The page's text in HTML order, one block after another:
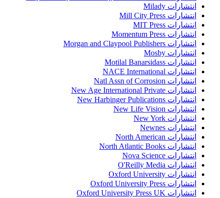
انتشارات Milady
انتشارات Mill City Press
انتشارات MIT Press
انتشارات Momentum Press
انتشارات Morgan and Claypool Publishers
انتشارات Mosby
انتشارات Motilal Banarsidass
انتشارات NACE International
انتشارات Natl Assn of Corrosion
انتشارات New Age International Private
انتشارات New Harbinger Publications
انتشارات New Life Vision
انتشارات New York
انتشارات Newnes
انتشارات North American
انتشارات North Atlantic Books
انتشارات Nova Science
انتشارات O'Reilly Media
انتشارات Oxford University
انتشارات Oxford University Press
انتشارات Oxford University Press UK